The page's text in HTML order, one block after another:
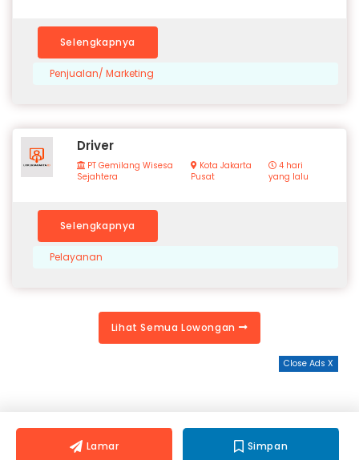
Selengkapnya
Penjualan/ Marketing
Driver
PT Gemilang Wisesa
Sejahtera
Kota Jakarta
Pusat
4 hari
yang lalu
Selengkapnya
Pelayanan
Lihat Semua Lowongan
Close Ads X
Lamar Simpan